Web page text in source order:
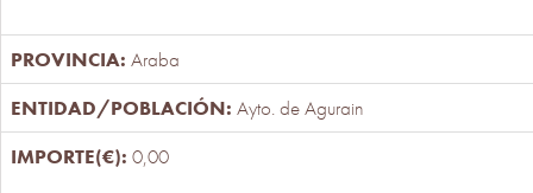
Araba
Ayto. de Agurain
0,00